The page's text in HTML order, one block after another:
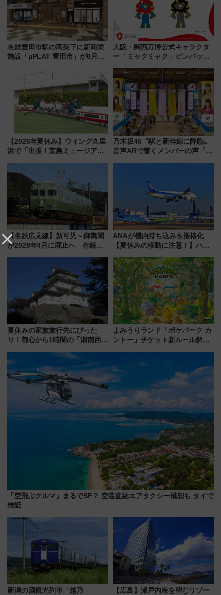
名鉄豊田市駅の高架下に新商業
施設「μPLAT 豊田市」が8月26
大阪・関西万博公式キャラクタ
ー「ミャクミャク」ピンバッジ
中旬発売
【2026年夏休み】ウィング久里
浜で「出張！京急ミュージア
ラリーや子ども制服撮影も
乃木坂46〝駅と新幹線に降臨〟
音声ARで響くメンバーの声「真
【名鉄広見線】新可児～御嵩間
が2029年4月に廃止へ 存続協
ANAが機内持ち込みを厳格化
【夏休みの移動に注意！】ハン
「身の回り品」新サイズ制限
(40×30×20cm)おさらい
夏休みの家族旅行先にぴった
り！都心から1時間の「湘南西エ
島とは異なる魅力を持つ今夏の
注目スポット
よみうりランド「ポケパーク カ
ントー」チケット新ルール解
「空飛ぶクルマ」まるでSF？ 空港直結エアタクシー構想も タイで
検証
新潟の酒観光列車「越乃
【広島】瀬戸内海を望むリゾー